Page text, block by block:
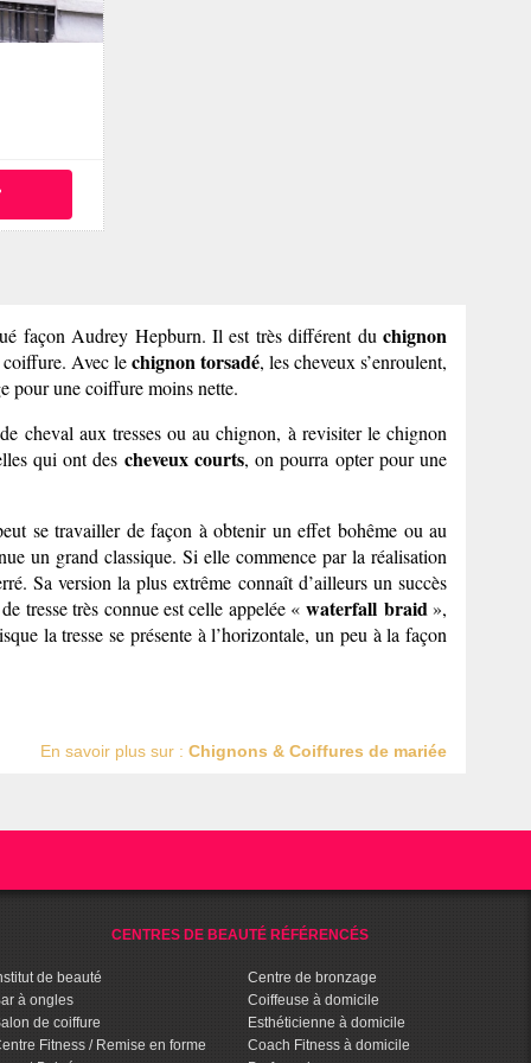
façon Audrey Hepburn. Il est très différent duchignon
coiffure. Avec lechignon torsadé, les cheveux s’enroulent,
pour une coiffure moins nette.
cheval aux tresses ou au chignon, à revisiter le chignon
qui ont des cheveux courts, on pourra opter pour une
se travailler de façon à obtenir un effet bohême ou au
un grand classique. Si elle commence par la réalisation
Sa version la plus extrême connaît d’ailleurs un succès
tresse très connue est celle appelée «waterfall braid »,
la tresse se présente à l’horizontale, un peu à la façon
En savoir plus sur : Chignons & Coiffures de mariée
CENTRES DE BEAUTÉ RÉFÉRENCÉS
de beauté
à ongles
de coiffure
Fitness / Remise en forme
Centre de bronzage
Coiffeuse à domicile
Esthéticienne à domicile
Coach Fitness à domicile